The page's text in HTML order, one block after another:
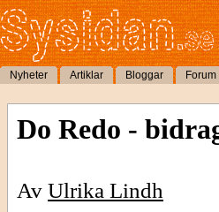
Nyheter Artiklar Bloggar Forum
Do Redo -
Av Ulrika Lindh